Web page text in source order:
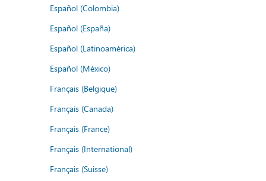
Español (Colombia)
Español (España)
Español (Latinoamérica)
Español (México)
Français (Belgique)
Français (Canada)
Français (France)
Français (International)
Français (Suisse)